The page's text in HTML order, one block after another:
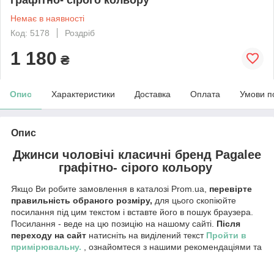
Немає в наявності
Код: 5178
Роздріб
1 180 ₴
Опис Характеристики Доставка Оплата Умови
Опис
Джинси чоловічі класичні бренд Pagalee
графітно- сірого кольору
Якщо Ви робите замовлення в каталозі Prom.ua, перевірте
правильність обраного розміру, для цього скопіюйте
посилання під цим текстом і вставте його в пошук браузера.
Посилання - веде на цю позицію на нашому сайті. Після
переходу на сайт натисніть на виділений текст Пройти в
примірювальну. , ознайомтеся з нашими рекомендаціями та